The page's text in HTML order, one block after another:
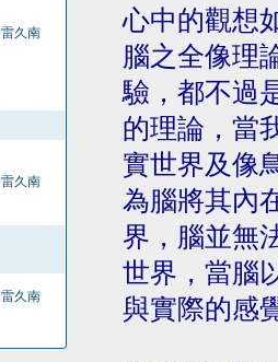
雷久南
雷久南
雷久南
心中的觀想
腦之全像理
驗，都不過
的理論，當
實世界及像
為腦將其內
界，腦並無
世界，當腦
與實際的感